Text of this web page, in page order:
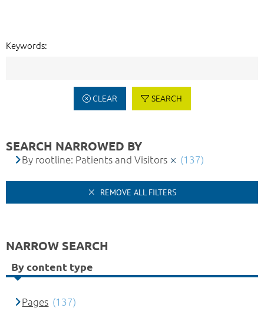
Keywords:
CLEAR SEARCH
SEARCH NARROWED BY
By rootline: Patients and Visitors (137)
REMOVE ALL FILTERS
NARROW SEARCH
By content type
Pages (137)